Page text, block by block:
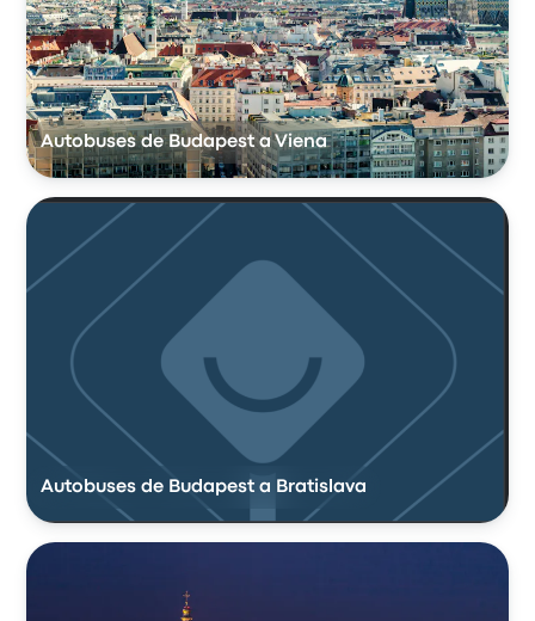
Autobuses de Budapest a Viena
Autobuses de Budapest a Bratislava